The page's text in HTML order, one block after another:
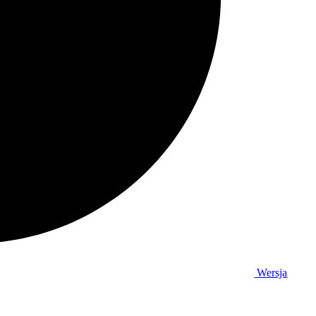
Wersja